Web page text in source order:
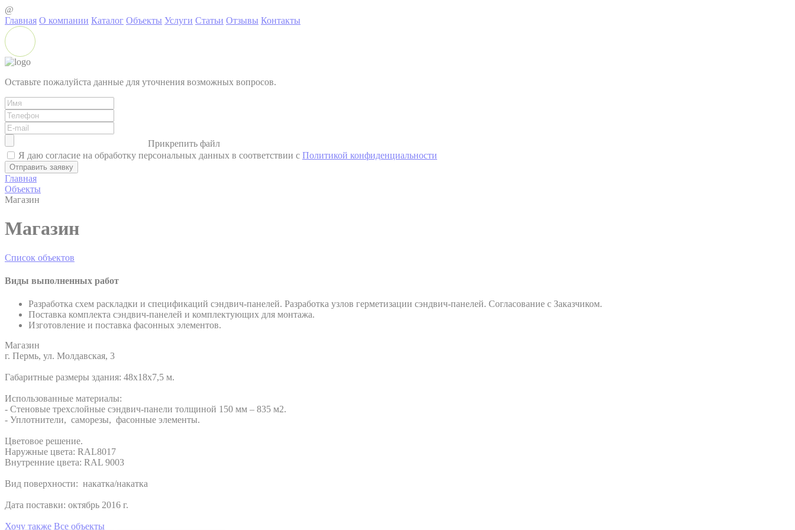
@
Главная О компании Каталог Объекты Услуги Статьи Отзывы Контакты
Оставьте пожалуйста данные для уточнения возможных вопросов.
Прикрепить файл
Я даю согласие на обработку персональных данных в соответствии с Политикой конфиденциальности
Главная
Объекты
Магазин
Магазин
Список объектов
Виды выполненных работ
Разработка схем раскладки и спецификаций сэндвич-панелей. Разработка узлов герметизации сэндвич-панелей. Согласование с Заказчиком.
Поставка комплекта сэндвич-панелей и комплектующих для монтажа.
Изготовление и поставка фасонных элементов.
Магазин
г. Пермь, ул. Молдавская, 3
Габаритные размеры здания: 48х18х7,5 м.
Использованные материалы:
- Стеновые трехслойные сэндвич-панели толщиной 150 мм – 835 м2.
- Уплотнители, саморезы, фасонные элементы.
Цветовое решение.
Наружные цвета: RAL8017
Внутренние цвета: RAL 9003
Вид поверхности: накатка/накатка
Дата поставки: октябрь 2016 г.
Хочу также Все объекты